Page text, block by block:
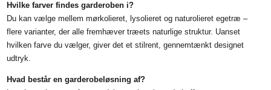
Hvilke farver findes garderoben i?
Du kan vælge mellem mørkolieret, lysolieret og naturolieret egetræ –
flere varianter, der alle fremhæver træets naturlige struktur. Uanset
hvilken farve du vælger, giver det et stilrent, gennemtænkt designet
udtryk.
Hvad består en garderobeløsning af?